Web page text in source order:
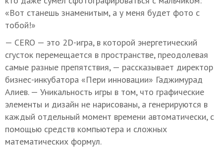
«Вот станешь знаменитым, а у меня будет фото с
тобой!»
— CERO — это 2D-игра, в которой энергетический
сгусток перемещается в пространстве, преодолевая
самые разные препятствия, — рассказывает директор
бизнес-инкубатора «Пери инновации» Гаджимурад
Алиев. — Уникальность игры в том, что графические
элементы и дизайн не нарисованы, а генерируются в
каждый отдельный момент времени автоматически, с
помощью средств компьютера и сложных
математических формул.